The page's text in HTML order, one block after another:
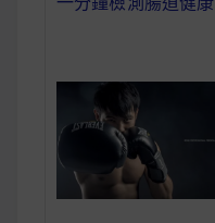
蔬食純素餐廳推薦